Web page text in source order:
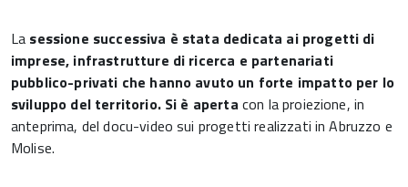
La sessione successiva è stata dedicata ai progetti di
imprese, infrastrutture di ricerca e partenariati
pubblico-privati che hanno avuto un forte impatto per lo
sviluppo del territorio. Si è aperta con la proiezione, in
anteprima, del docu-video sui progetti realizzati in Abruzzo e
Molise.